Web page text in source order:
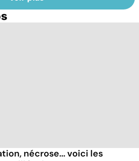
nécrose... voici les